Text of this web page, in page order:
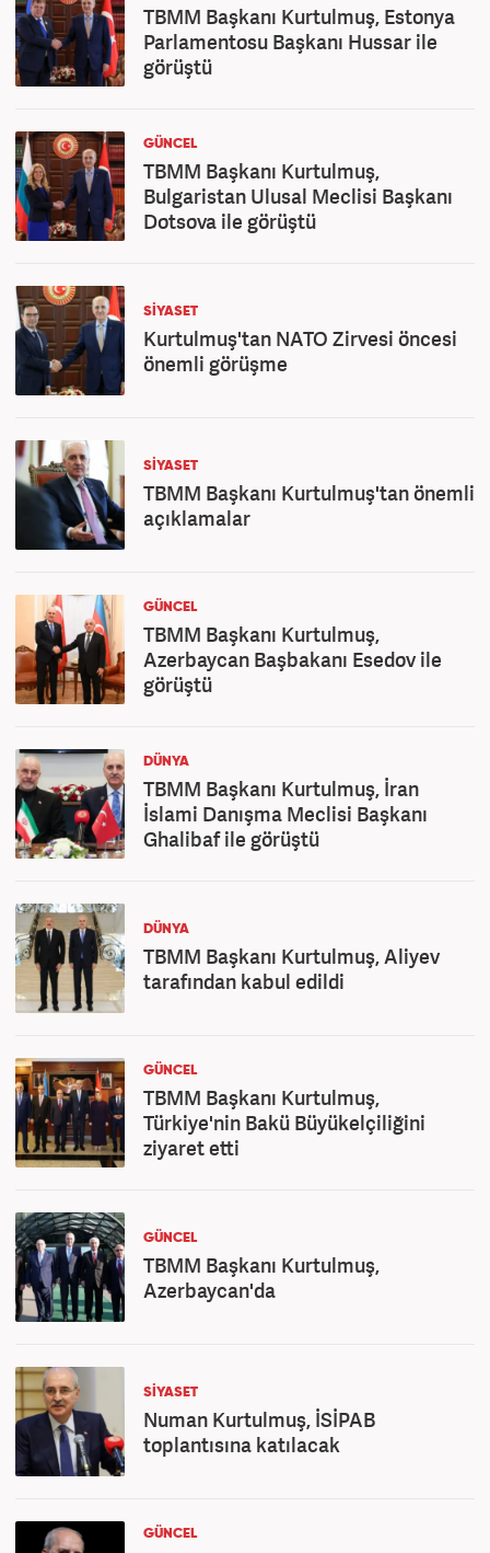
TBMM Başkanı Kurtulmuş, Estonya
Parlamentosu Başkanı Hussar ile
görüştü
GÜNCEL
TBMM Başkanı Kurtulmuş,
Bulgaristan Ulusal Meclisi Başkanı
Dotsova ile görüştü
SİYASET
Kurtulmuş'tan NATO Zirvesi öncesi
önemli görüşme
SİYASET
TBMM Başkanı Kurtulmuş'tan önemli
açıklamalar
GÜNCEL
TBMM Başkanı Kurtulmuş,
Azerbaycan Başbakanı Esedov ile
görüştü
DÜNYA
TBMM Başkanı Kurtulmuş, İran
İslami Danışma Meclisi Başkanı
Ghalibaf ile görüştü
DÜNYA
TBMM Başkanı Kurtulmuş, Aliyev
tarafından kabul edildi
GÜNCEL
TBMM Başkanı Kurtulmuş,
Türkiye'nin Bakü Büyükelçiliğini
ziyaret etti
GÜNCEL
TBMM Başkanı Kurtulmuş,
Azerbaycan'da
SİYASET
Numan Kurtulmuş, İSİPAB
toplantısına katılacak
GÜNCEL